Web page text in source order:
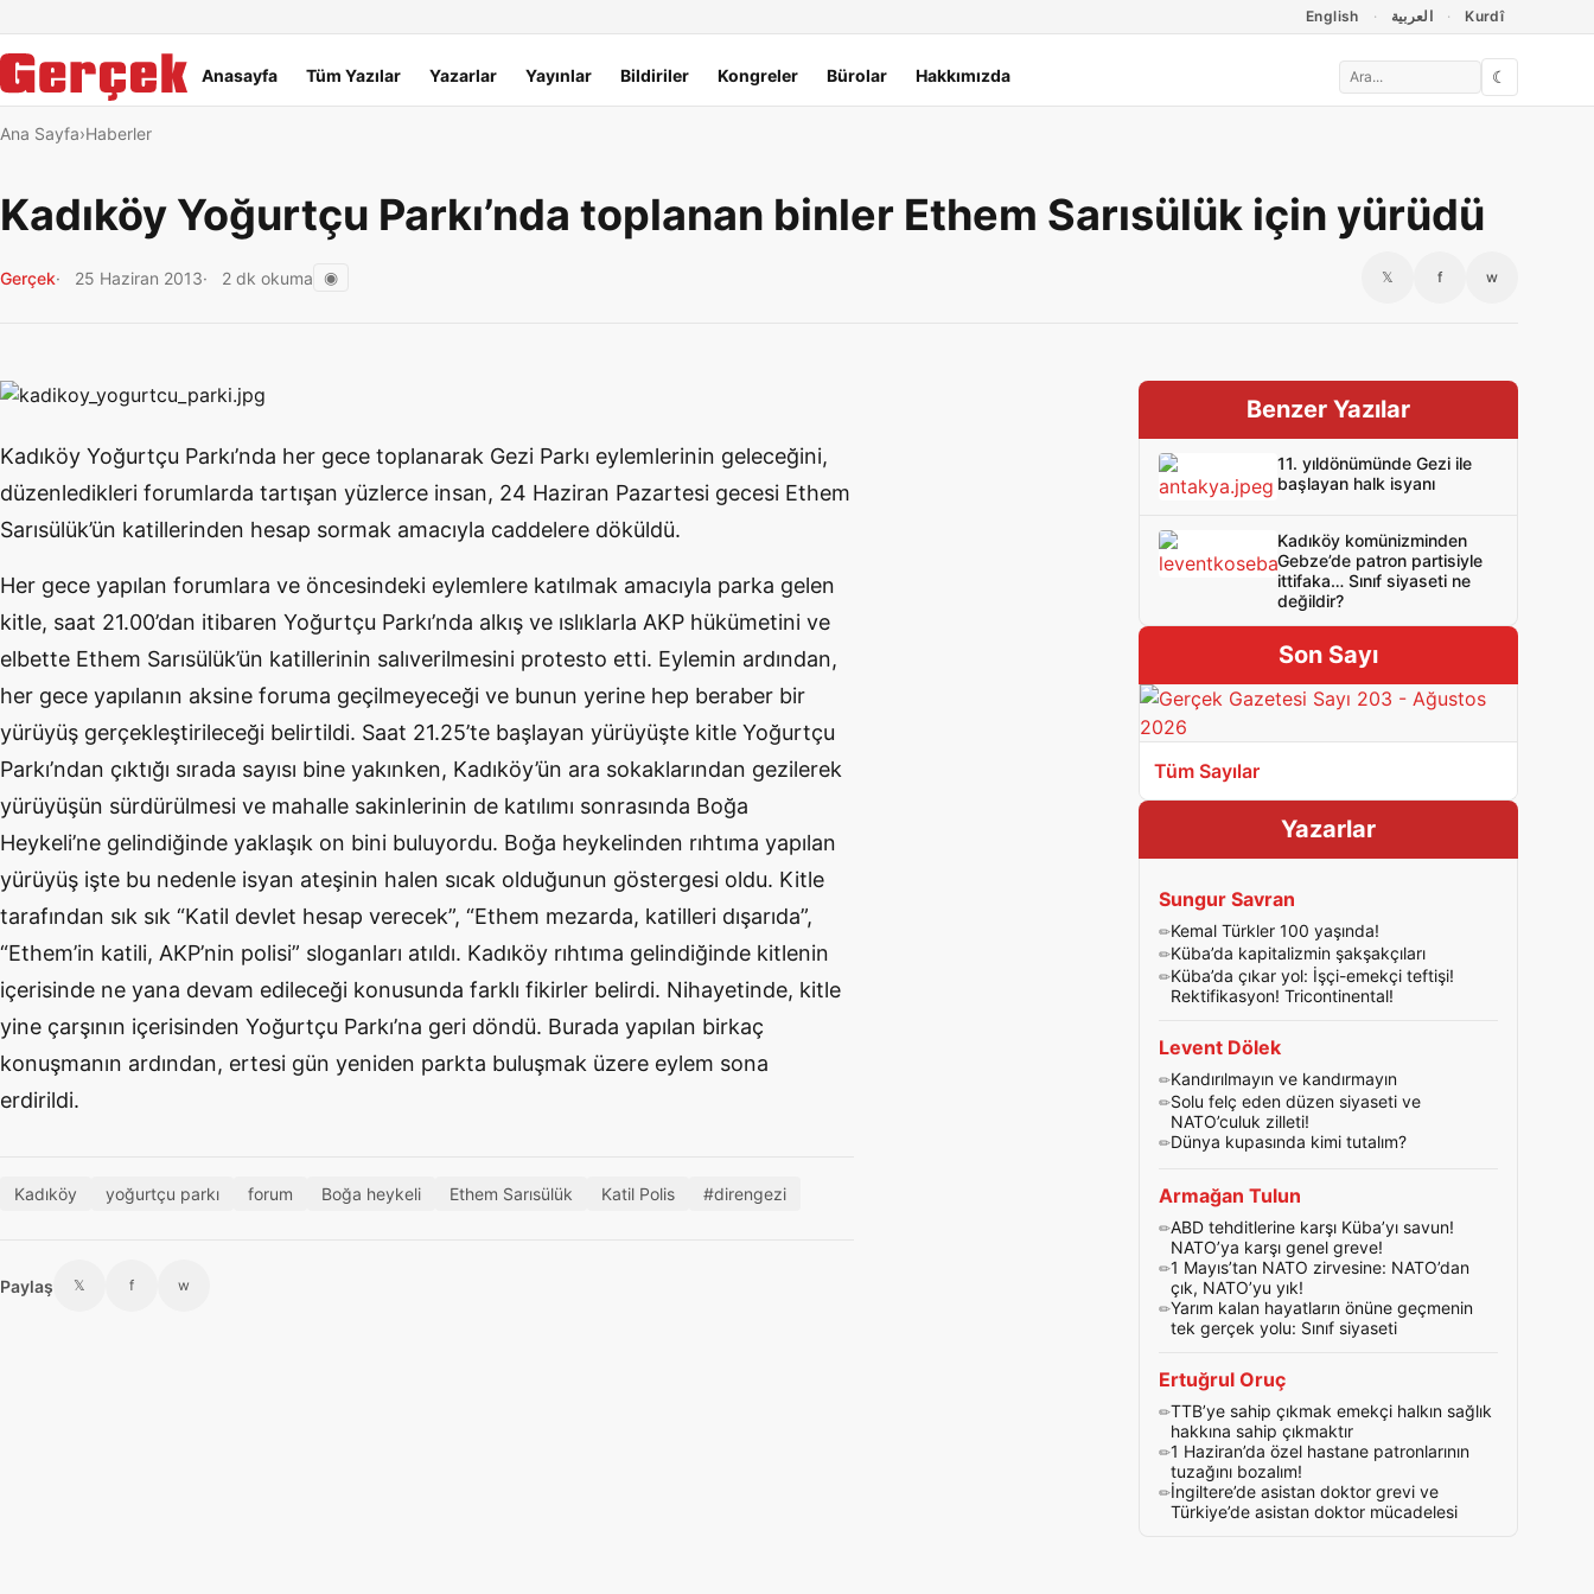
English العربية Kurdî
Ana menü
Anasayfa Tüm Yazılar Yazarlar Yayınlar Bildiriler Kongreler Bürolar Hakkımızda ☾
Ana Sayfa Haberler
Kadıköy Yoğurtçu Parkı’nda toplanan binler Ethem Sarısülük için yürüdü
Gerçek 25 Haziran 2013 2 dk okuma ◉ 𝕏 f w
Kadıköy Yoğurtçu Parkı’nda her gece toplanarak Gezi Parkı eylemlerinin geleceğini,
düzenledikleri forumlarda tartışan yüzlerce insan, 24 Haziran Pazartesi gecesi Ethem
Sarısülük’ün katillerinden hesap sormak amacıyla caddelere döküldü.
Her gece yapılan forumlara ve öncesindeki eylemlere katılmak amacıyla parka gelen
kitle, saat 21.00’dan itibaren Yoğurtçu Parkı’nda alkış ve ıslıklarla AKP hükümetini ve
elbette Ethem Sarısülük’ün katillerinin salıverilmesini protesto etti. Eylemin ardından,
her gece yapılanın aksine foruma geçilmeyeceği ve bunun yerine hep beraber bir
yürüyüş gerçekleştirileceği belirtildi. Saat 21.25’te başlayan yürüyüşte kitle Yoğurtçu
Parkı’ndan çıktığı sırada sayısı bine yakınken, Kadıköy’ün ara sokaklarından gezilerek
yürüyüşün sürdürülmesi ve mahalle sakinlerinin de katılımı sonrasında Boğa
Heykeli’ne gelindiğinde yaklaşık on bini buluyordu. Boğa heykelinden rıhtıma yapılan
yürüyüş işte bu nedenle isyan ateşinin halen sıcak olduğunun göstergesi oldu. Kitle
tarafından sık sık “Katil devlet hesap verecek”, “Ethem mezarda, katilleri dışarıda”,
“Ethem’in katili, AKP’nin polisi” sloganları atıldı. Kadıköy rıhtıma gelindiğinde kitlenin
içerisinde ne yana devam edileceği konusunda farklı fikirler belirdi. Nihayetinde, kitle
yine çarşının içerisinden Yoğurtçu Parkı’na geri döndü. Burada yapılan birkaç
konuşmanın ardından, ertesi gün yeniden parkta buluşmak üzere eylem sona
erdirildi.
Kadıköy yoğurtçu parkı forum Boğa heykeli Ethem Sarısülük Katil Polis #direngezi
Paylaş 𝕏 f w
Benzer Yazılar
11. yıldönümünde Gezi ile
başlayan halk isyanı
Kadıköy komünizminden
Gebze’de patron partisiyle
ittifaka… Sınıf siyaseti ne
değildir?
Son Sayı
Tüm Sayılar
Yazarlar
Sungur Savran
Kemal Türkler 100 yaşında!
Küba’da kapitalizmin şakşakçıları
Küba’da çıkar yol: İşçi-emekçi teftişi!
Rektifikasyon! Tricontinental!
Levent Dölek
Kandırılmayın ve kandırmayın
Solu felç eden düzen siyaseti ve
NATO’culuk zilleti!
Dünya kupasında kimi tutalım?
Armağan Tulun
ABD tehditlerine karşı Küba’yı savun!
NATO’ya karşı genel greve!
1 Mayıs’tan NATO zirvesine: NATO’dan
çık, NATO’yu yık!
Yarım kalan hayatların önüne geçmenin
tek gerçek yolu: Sınıf siyaseti
Ertuğrul Oruç
TTB’ye sahip çıkmak emekçi halkın sağlık
hakkına sahip çıkmaktır
1 Haziran’da özel hastane patronlarının
tuzağını bozalım!
İngiltere’de asistan doktor grevi ve
Türkiye’de asistan doktor mücadelesi